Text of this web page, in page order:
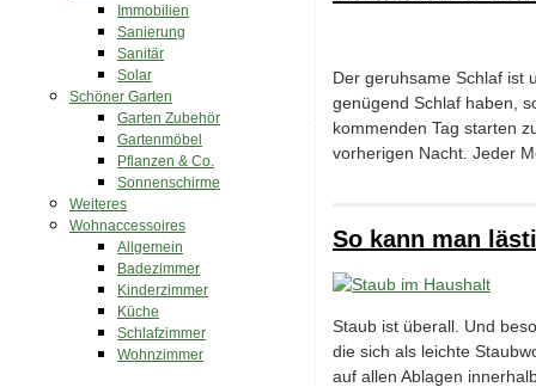
Der geruhsame Schlaf ist
genügend Schlaf haben,
kommenden Tag starten
vorherigen Nacht. Jeder
So kann man
Staub ist überall. Und
die sich als leichte
auf allen Ablagen
Immobilien
Sanierung
Sanitär
Solar
Schöner Garten
Garten Zubehör
Gartenmöbel
Pflanzen & Co.
Sonnenschirme
Weiteres
Wohnaccessoires
Allgemein
Badezimmer
Kinderzimmer
Küche
Schlafzimmer
Wohnzimmer